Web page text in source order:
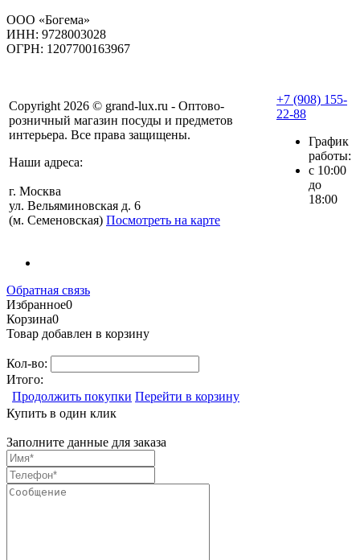
ООО «Богема»
ИНН: 9728003028
ОГРН: 1207700163967
Copyright 2026 © grand-lux.ru - Оптово-
розничный магазин посуды и предметов
интерьера. Все права защищены.
Наши адреса:
г. Москва
ул. Вельяминовская д. 6
(м. Семеновская) Посмотреть на карте
+7 (908) 155-
22-88
График
работы:
с 10:00
до
18:00
Обратная связь
Избранное0
Корзина0
Товар добавлен в корзину
Кол-во:
Итого:
Продолжить покупки Перейти в корзину
Купить в один клик
Заполните данные для заказа